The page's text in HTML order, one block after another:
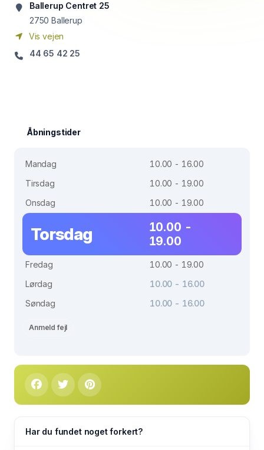
Ballerup Centret 25
2750 Ballerup
Vis vejen
44 65 42 25
Åbningstider
Mandag
10.00 - 16.00
Tirsdag
10.00 - 19.00
Onsdag
10.00 - 19.00
Torsdag
10.00 -
19.00
Fredag
10.00 - 19.00
Lørdag
10.00 - 16.00
Søndag
10.00 - 16.00
Anmeld fejl
Har du fundet noget forkert?